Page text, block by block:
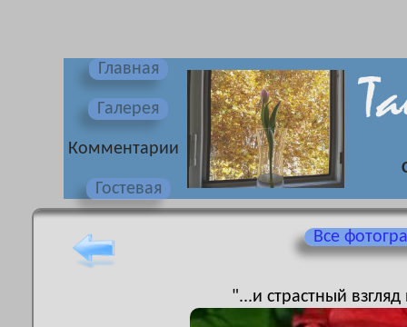
Главная
Галерея
Комментарии
Гостевая
Все
"...и страстный